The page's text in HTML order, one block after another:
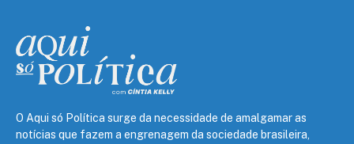
O Aqui só Política surge da necessidade de amalgamar as
notícias que fazem a engrenagem da sociedade brasileira,